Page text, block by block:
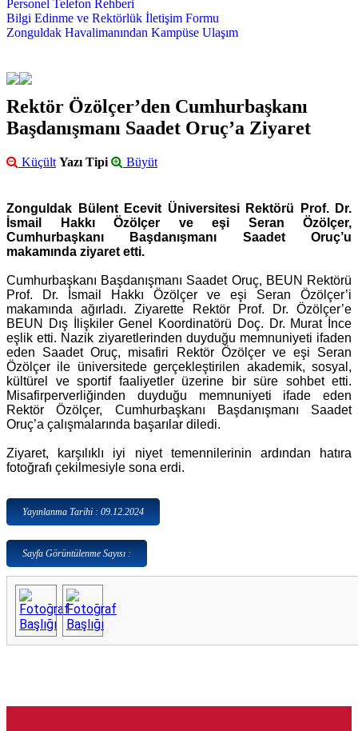
Personel Telefon Rehberi
Bilgi Edinme ve Rektörlük İletişim Formu
Zonguldak Havalimanından Kampüse Ulaşım
Rektör Özölçer’den Cumhurbaşkanı
Başdanışmanı Saadet Oruç’a Ziyaret
Küçült Yazı Tipi Büyüt
Zonguldak Bülent Ecevit Üniversitesi Rektörü Prof. Dr.
İsmail Hakkı Özölçer ve eşi Seran Özölçer,
Cumhurbaşkanı Başdanışmanı Saadet Oruç’u
makamında ziyaret etti.
Cumhurbaşkanı Başdanışmanı Saadet Oruç, BEUN Rektörü
Prof. Dr. İsmail Hakkı Özölçer ve eşi Seran Özölçer’i
makamında ağırladı. Ziyarette Rektör Prof. Dr. Özölçer’e
BEUN Dış İlişkiler Genel Koordinatörü Doç. Dr. Murat İnce
eşlik etti. Nazik ziyaretlerinden duyduğu memnuniyeti ifaden
eden Saadet Oruç, misafiri Rektör Özölçer ve eşi Seran
Özölçer ile üniversitede gerçekleştirilen akademik, sosyal,
kültürel ve sportif faaliyetler üzerine bir süre sohbet etti.
Misafirperverliğinden duyduğu memnuniyeti ifade eden
Rektör Özölçer, Cumhurbaşkanı Başdanışmanı Saadet
Oruç’a çalışmalarında başarılar diledi.
Ziyaret, karşılıklı iyi niyet temennilerinin ardından hatıra
fotoğrafı çekilmesiyle sona erdi.
Yayınlanma Tarihi : 09.12.2024
Sayfa Görüntülenme Sayısı :